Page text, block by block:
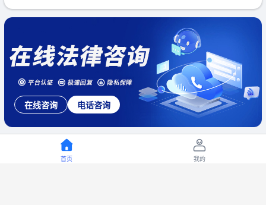
师】 王梨华 浙江杭知桥律师事务所 【案
民再2
在线咨询 电话咨询
首页 我的